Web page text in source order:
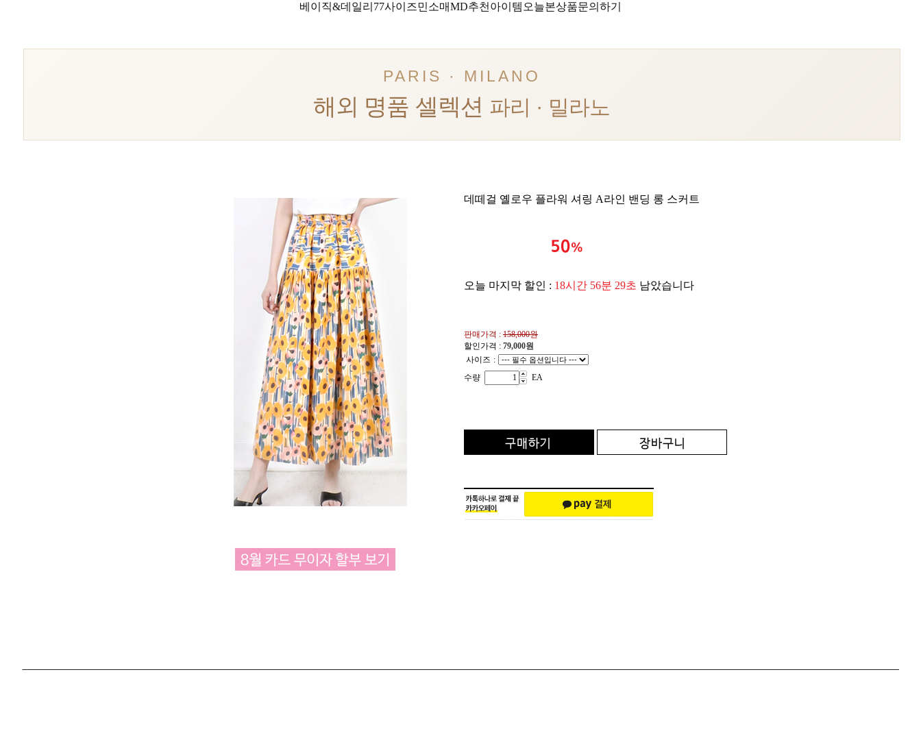
베이직&데일리 77사이즈민소매MD추천아이템 오늘본상품문의하기
PARIS · MILANO
해외 명품 셀렉션 파리 · 밀라노
데떼걸 옐로우 플라워 셔링 A라인 밴딩 롱 스커트
오늘 마지막 할인 : 18시간 56분 27초 남았습니다
판매가격 : 158,000원
할인가격 : 79,000원
사이즈 :
수량
EA